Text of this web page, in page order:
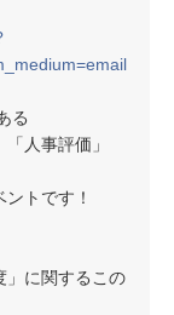
る
人事評価」
トです！
」に関するこの